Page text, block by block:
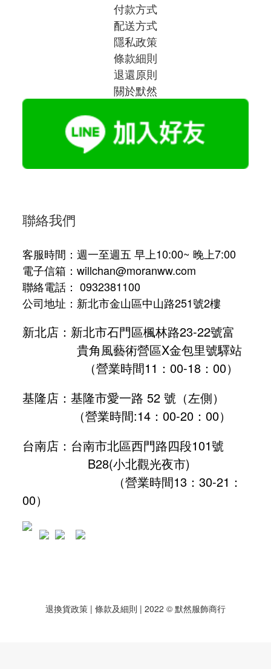
付款方式
配送方式
隱私政策
條款細則
退還原則
關於默然
聯絡我們
客服時間：週一至週五 早上10:00~ 晚上7:00
電子信箱：willchan@moranww.com
聯絡電話： 0932381100
公司地址：新北市金山區中山路251號2樓
新北店：新北市石門區楓林路23-22號富
貴角風藝術營區X金包里號驛站
（營業時間11：00-18：00）
基隆店：基隆市愛一路 52 號（左側）
（營業時間:14：00-20：00）
台南店：台南市北區西門路四段101號
B28(小北觀光夜市)
（營業時間13：30-21：
00）
退換貨政策 | 條款及細則 | 2022 © 默然服飾商行